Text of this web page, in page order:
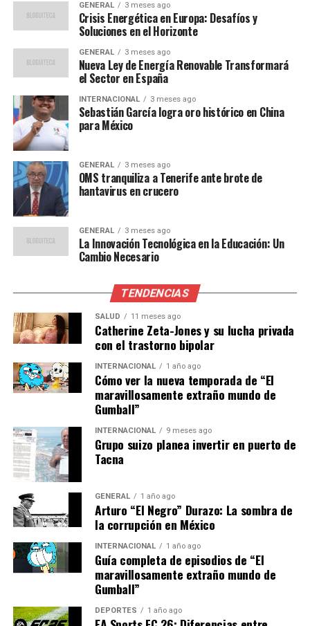
Contexto y antecedentes del
enfrentamiento
América de Cali y Atlético Nacional tienen una larga
historia de rivalidad en el fútbol colombiano. Ambos
equipos han ganado múltiples títulos nacionales e
internacionales, y sus enfrentamientos son siempre
intensos y apasionados. En la ida, el partido terminó en
un empate que dejó a los aficionados con ganas de más
acción.
La Copa Colombia, que ofrece a los equipos la
oportunidad de asegurar un lugar en torneos
internacionales, ha sido un escenario donde estos clubes
han demostrado su calidad y competitividad. Este torneo
también un escaparate para jugadores jóvenes que
buscan hacerse un nombre en el fútbol profesional.
Opiniones de expertos y
estadísticas
Los analistas deportivos han estado discutiendo las
fortalezas y debilidades de ambos equipos. Según el
comentarista deportivo Juan Carlos Mejía, “América de
Cali llega con una defensa sólida, mientras que Atlético
Nacional tiene un ataque que puede ser letal en
cualquier momento”.
“Este partido es crucial no
solo por el pase a la final,
sino porque puede definir
el futuro de varios
jugadores en el mercado de
GENERAL 3 meses ago
Crisis Energética en Europa: Desafíos y
Soluciones en el Horizonte
GENERAL 3 meses ago
Nueva Ley de Energía Renovable Transformará
el Sector en España
INTERNACIONAL 3 meses ago
Sebastián García logra oro histórico en China
para México
GENERAL 3 meses ago
OMS tranquiliza a Tenerife ante brote de
hantavirus en crucero
GENERAL 3 meses ago
La Innovación Tecnológica en la Educación: Un
Cambio Necesario
TENDENCIAS
SALUD 11 meses ago
Catherine Zeta-Jones y su lucha privada
con el trastorno bipolar
INTERNACIONAL 1 año ago
Cómo ver la nueva temporada de “El
maravillosamente extraño mundo de
Gumball”
INTERNACIONAL 9 meses ago
Grupo suizo planea invertir en puerto de
Tacna
GENERAL 1 año ago
Arturo “El Negro” Durazo: La sombra de
la corrupción en México
INTERNACIONAL 1 año ago
Guía completa de episodios de “El
maravillosamente extraño mundo de
Gumball”
DEPORTES 1 año ago